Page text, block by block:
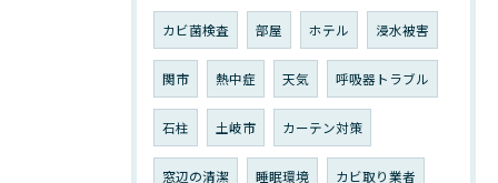
カビ菌検査 部屋 ホテル 浸水被害
関市 熱中症 天気 呼吸器トラブル
石柱 土岐市 カーテン対策
窓辺の清潔 睡眠環境 カビ取り業者